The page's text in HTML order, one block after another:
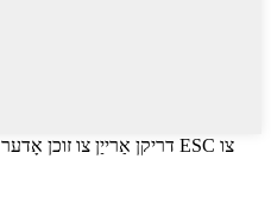
דריקן אַרייַן צו זוכן אָדער ESC צו